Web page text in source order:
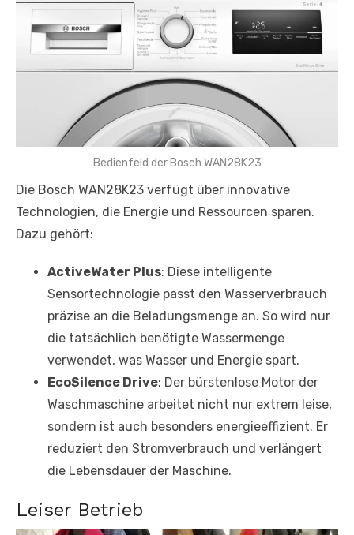
Bedienfeld der Bosch WAN28K23
Die Bosch WAN28K23 verfügt über innovative
Technologien, die Energie und Ressourcen sparen.
Dazu gehört:
ActiveWater Plus: Diese intelligente
Sensortechnologie passt den Wasserverbrauch
präzise an die Beladungsmenge an. So wird nur
die tatsächlich benötigte Wassermenge
verwendet, was Wasser und Energie spart.
EcoSilence Drive: Der bürstenlose Motor der
Waschmaschine arbeitet nicht nur extrem leise,
sondern ist auch besonders energieeffizient. Er
reduziert den Stromverbrauch und verlängert
die Lebensdauer der Maschine.
Leiser Betrieb